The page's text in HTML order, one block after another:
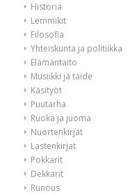
Historia
Lemmikit
Filosofia
Yhteiskunta ja politiikka
Elämäntaito
Musiikki ja taide
Käsityöt
Puutarha
Ruoka ja juoma
Nuortenkirjat
Lastenkirjat
Pokkarit
Dekkarit
Runous